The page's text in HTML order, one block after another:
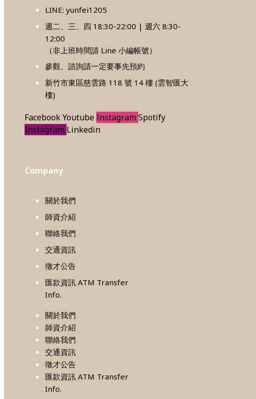
LINE: yunfei1205
週二、三、四 18:30-22:00 | 週六 8:30-
12:00
（非上班時間請 Line 小編帳號）
參觀、諮詢請一定要事先預約
新竹市東區慈雲路 118 號 14 樓 (雲智匯大
樓)
FacebookYoutube InstagramSpotify
Instagram Linkedin
Company
關於我們
師資介紹
聯絡我們
交通資訊
徵才公告
匯款資訊 ATM Transfer
Info.
關於我們
師資介紹
聯絡我們
交通資訊
徵才公告
匯款資訊 ATM Transfer
Info.